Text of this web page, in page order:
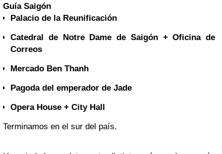
Guía Saigón
Palacio de la Reunificación
Catedral de Notre Dame de Saigón + Oficina de
Correos
Mercado Ben Thanh
Pagoda del emperador de Jade
Opera House + City Hall
Terminamos en el sur del país.